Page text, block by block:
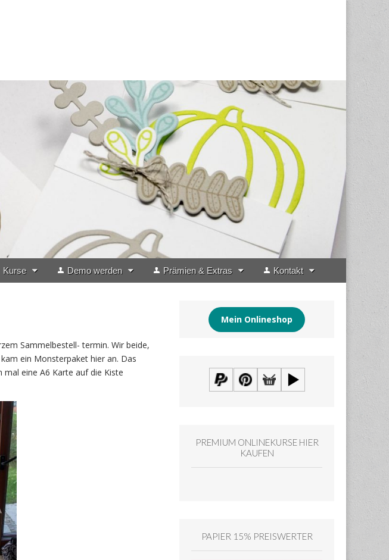
Kurse Demo werden Prämien & Extras Kontakt
Sammelbestell- termin. Wir beide,
ein Monsterpaket hier an. Das
eine A6 Karte auf die Kiste
Mein Onlineshop
PREMIUM ONLINEKURSE HIER
KAUFEN
PAPIER 15% PREISWERTER